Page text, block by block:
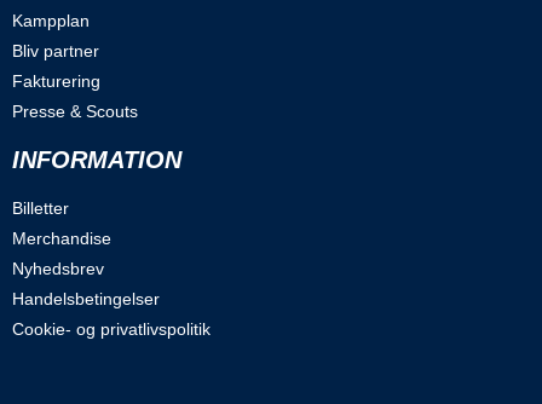
Kampplan
Bliv partner
Fakturering
Presse & Scouts
INFORMATION
Billetter
Merchandise
Nyhedsbrev
Handelsbetingelser
Cookie- og privatlivspolitik